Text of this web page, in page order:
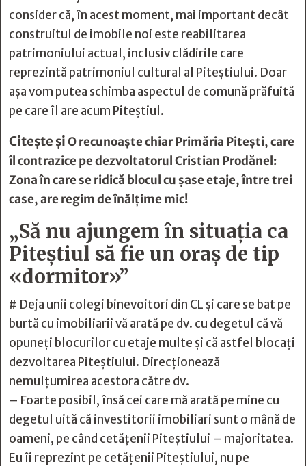
consider că, în acest moment, mai important decât
construitul de imobile noi este reabilitarea
patrimoniului actual, inclusiv clădirile care
reprezintă patrimoniul cultural al Piteștiului. Doar
așa vom putea schimba aspectul de comună prăfuită
pe care îl are acum Piteștiul.
Citește șiO recunoaşte chiar Primăria Piteşti, care
îl contrazice pe dezvoltatorul Cristian Prodănel:
Zona în care se ridică blocul cu şase etaje, între trei
case, are regim de înălţime mic!
„Să nu ajungem în situația ca
Piteștiul să fie un oraș de tip
«dormitor»”
# Deja unii colegi binevoitori din CL și care se bat pe
burtă cu imobiliarii vă arată pe dv. cu degetul că vă
opuneți blocurilor cu etaje multe și că astfel blocați
dezvoltarea Piteștiului. Direcționează
nemulțumirea acestora către dv.
– Foarte posibil, însă cei care mă arată pe mine cu
degetul uită că investitorii imobiliari sunt o mână de
oameni, pe când cetățenii Piteștiului – majoritatea.
Eu îi reprezint pe cetățenii Piteștiului, nu pe